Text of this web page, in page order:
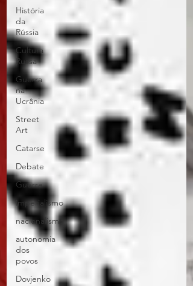
História
da
Rússia
Cultura
Russa
Guerra
na
Ucrânia
Street
Art
Catarse
Debate
Guerra
imperialismo
nacionalismo
autonomia
dos
povos
Dovjenko